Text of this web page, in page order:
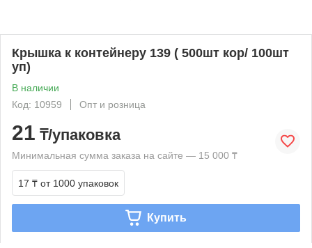
Крышка к контейнеру 139 ( 500шт кор/ 100шт
уп)
В наличии
Код: 10959
Опт и розница
21 ₸/упаковка
Минимальная сумма заказа на сайте — 15 000 ₸
17 ₸ от 1000 упаковок
Купить